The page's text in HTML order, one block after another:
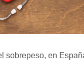
sobrepeso, en